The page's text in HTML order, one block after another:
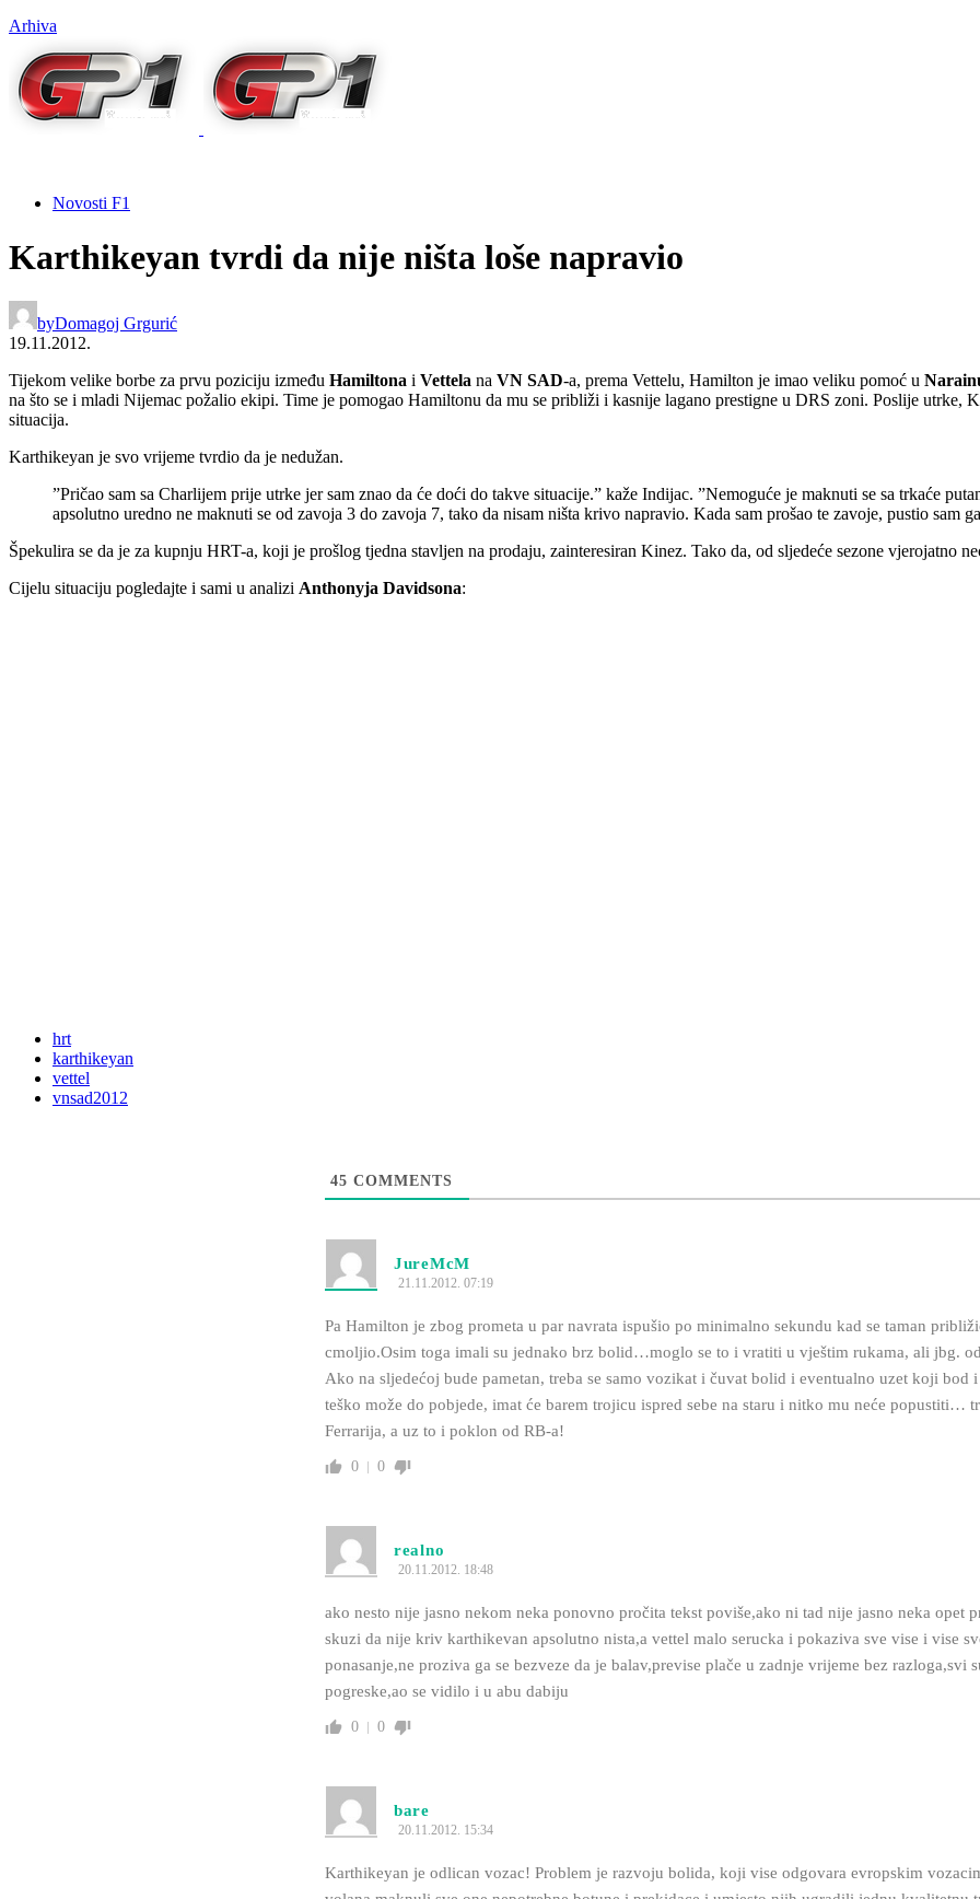
Arhiva
Novosti F1
Karthikeyan tvrdi da nije ništa loše napravio
byDomagoj Grgurić
19.11.2012.
Tijekom velike borbe za prvu poziciju između Hamiltona i Vettela na VN SAD-a, prema Vettelu, Hamilton je imao veliku pomoć u
na što se i mladi Nijemac požalio ekipi. Time je pomogao Hamiltonu da mu se približi i kasnije lagano prestigne u DRS zoni. Poslije utrke,
situacija.
Karthikeyan je svo vrijeme tvrdio da je nedužan.
”Pričao sam sa Charlijem prije utrke jer sam znao da će doći do takve situacije.” kaže Indijac. ”Nemoguće je maknuti se sa trkaće
apsolutno uredno ne maknuti se od zavoja 3 do zavoja 7, tako da nisam ništa krivo napravio. Kada sam prošao te zavoje, pustio sam
Špekulira se da je za kupnju HRT-a, koji je prošlog tjedna stavljen na prodaju, zainteresiran Kinez. Tako da, od sljedeće sezone vjerojatno
Cijelu situaciju pogledajte i sami u analizi Anthonyja Davidsona:
hrt
karthikeyan
vettel
vnsad2012
45 COMMENTS
JureMcM
21.11.2012. 07:19
Pa Hamilton je zbog prometa u par navrata ispušio po minimalno sekundu kad se taman
cmoljio.Osim toga imali su jednako brz bolid…moglo se to i vratiti u vještim rukama, ali jbg.
Ako na sljedećoj bude pametan, treba se samo vozikat i čuvat bolid i eventualno uzet koji bod
teško može do pobjede, imat će barem trojicu ispred sebe na staru i nitko mu neće popustiti…
Ferrarija, a uz to i poklon od RB-a!
0 0
realno
20.11.2012. 18:48
ako nesto nije jasno nekom neka ponovno pročita tekst poviše,ako ni tad nije jasno neka opet
skuzi da nije kriv karthikevan apsolutno nista,a vettel malo serucka i pokaziva sve vise i vise
ponasanje,ne proziva ga se bezveze da je balav,previse plače u zadnje vrijeme bez razloga,svi
pogreske,ao se vidilo i u abu dabiju
0 0
bare
20.11.2012. 15:34
Karthikeyan je odlican vozac! Problem je razvoju bolida, koji vise odgovara evropskim